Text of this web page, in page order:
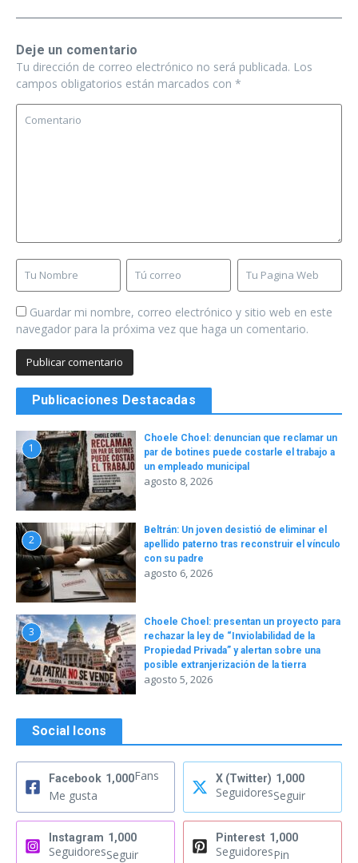
Deje un comentario
Tu dirección de correo electrónico no será publicada. Los
campos obligatorios están marcados con *
Guardar mi nombre, correo electrónico y sitio web en este
navegador para la próxima vez que haga un comentario.
Publicaciones Destacadas
1
Choele Choel: denuncian que reclamar un
par de botines puede costarle el trabajo a
un empleado municipal
agosto 8, 2026
2
Beltrán: Un joven desistió de eliminar el
apellido paterno tras reconstruir el vínculo
con su padre
agosto 6, 2026
3
Choele Choel: presentan un proyecto para
rechazar la ley de “Inviolabilidad de la
Propiedad Privada” y alertan sobre una
posible extranjerización de la tierra
agosto 5, 2026
Social Icons
Facebook 1,000Fans
Me gusta
X (Twitter) 1,000
SeguidoresSeguir
Instagram 1,000
SeguidoresSeguir
Pinterest 1,000
SeguidoresPin